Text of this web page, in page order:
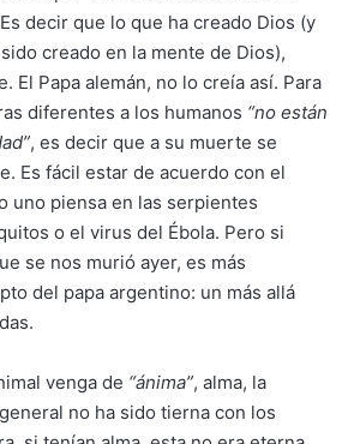
decir que lo que ha creado Dios (y
creado en la mente de Dios),
El Papa alemán, no lo creía así. Para
diferentes a los humanos “no están
, es decir que a su muerte se
Es fácil estar de acuerdo con el
uno piensa en las serpientes
o el virus del Ébola. Pero si
se nos murió ayer, es más
del papa argentino: un más allá
venga de “ánima”, alma, la
no ha sido tierna con los